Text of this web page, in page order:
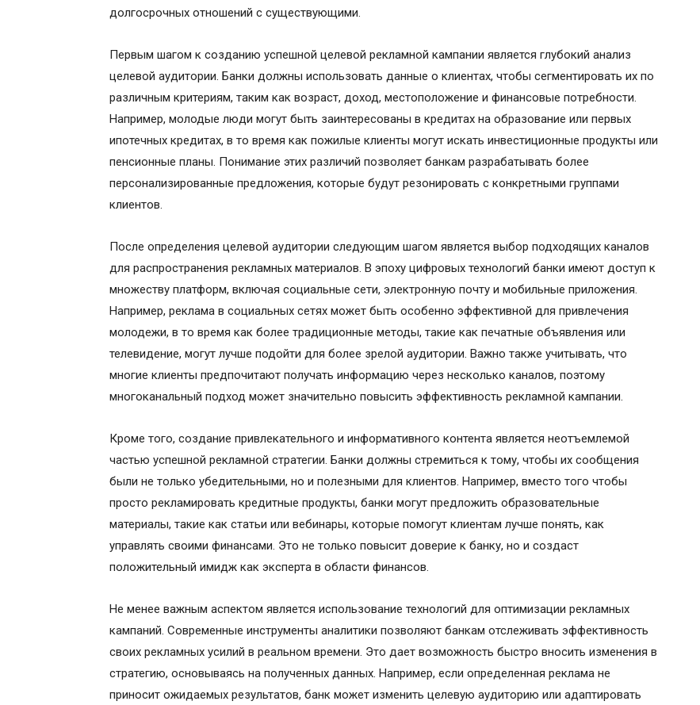
долгосрочных отношений с существующими.
Первым шагом к созданию успешной целевой рекламной кампании является глубокий анализ
целевой аудитории. Банки должны использовать данные о клиентах, чтобы сегментировать их по
различным критериям, таким как возраст, доход, местоположение и финансовые потребности.
Например, молодые люди могут быть заинтересованы в кредитах на образование или первых
ипотечных кредитах, в то время как пожилые клиенты могут искать инвестиционные продукты или
пенсионные планы. Понимание этих различий позволяет банкам разрабатывать более
персонализированные предложения, которые будут резонировать с конкретными группами
клиентов.
После определения целевой аудитории следующим шагом является выбор подходящих каналов
для распространения рекламных материалов. В эпоху цифровых технологий банки имеют доступ к
множеству платформ, включая социальные сети, электронную почту и мобильные приложения.
Например, реклама в социальных сетях может быть особенно эффективной для привлечения
молодежи, в то время как более традиционные методы, такие как печатные объявления или
телевидение, могут лучше подойти для более зрелой аудитории. Важно также учитывать, что
многие клиенты предпочитают получать информацию через несколько каналов, поэтому
многоканальный подход может значительно повысить эффективность рекламной кампании.
Кроме того, создание привлекательного и информативного контента является неотъемлемой
частью успешной рекламной стратегии. Банки должны стремиться к тому, чтобы их сообщения
были не только убедительными, но и полезными для клиентов. Например, вместо того чтобы
просто рекламировать кредитные продукты, банки могут предложить образовательные
материалы, такие как статьи или вебинары, которые помогут клиентам лучше понять, как
управлять своими финансами. Это не только повысит доверие к банку, но и создаст
положительный имидж как эксперта в области финансов.
Не менее важным аспектом является использование технологий для оптимизации рекламных
кампаний. Современные инструменты аналитики позволяют банкам отслеживать эффективность
своих рекламных усилий в реальном времени. Это дает возможность быстро вносить изменения в
стратегию, основываясь на полученных данных. Например, если определенная реклама не
приносит ожидаемых результатов, банк может изменить целевую аудиторию или адаптировать